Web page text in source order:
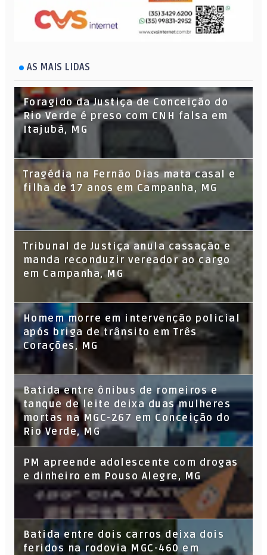
AS MAIS LIDAS
Foragido da Justiça de Conceição do
Rio Verde é preso com CNH falsa em
Itajubá, MG
Tragédia na Fernão Dias mata casal e
filha de 17 anos em Campanha, MG
Tribunal de Justiça anula cassação e
manda reconduzir vereador ao cargo
em Campanha, MG
Homem morre em intervenção policial
após briga de trânsito em Três
Corações, MG
Batida entre ônibus de romeiros e
tanque de leite deixa duas mulheres
mortas na MGC-267 em Conceição do
Rio Verde, MG
PM apreende adolescente com drogas
e dinheiro em Pouso Alegre, MG
Batida entre dois carros deixa dois
feridos na rodovia MGC-460 em